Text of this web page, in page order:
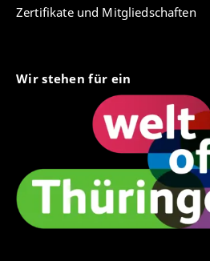
Zertifikate und Mitgliedschaften
Wir stehen für ein